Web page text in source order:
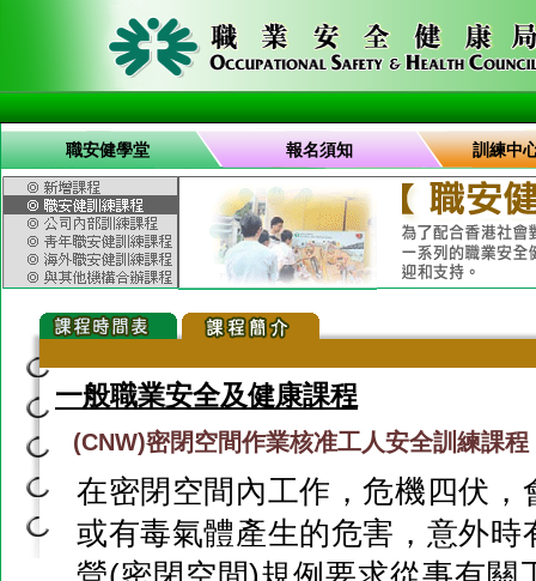
職安健學堂 報名須知 訓練中
一般職業安全及健康課程
(CNW)密閉空間作業核准工人安全訓練課程
在密閉空間內工作，危機四伏，
或有毒氣體產生的危害，意外時